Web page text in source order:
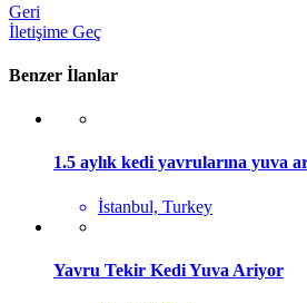
Geri
İletişime Geç
Benzer İlanlar
1.5 aylık kedi yavrularına yuva
İstanbul, Turkey
Yavru Tekir Kedi Yuva Ariyor